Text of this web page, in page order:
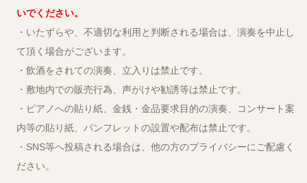
いでください。
・いたずらや、不適切な利用と判断される場合は、演奏を中止し
て頂く場合がございます。
・飲酒をされての演奏、立入りは禁止です。
・敷地内での販売行為、声がけや勧誘等は禁止です。
・ピアノへの貼り紙、金銭・金品要求目的の演奏、コンサート案
内等の貼り紙、パンフレットの設置や配布は禁止です。
・SNS等へ投稿される場合は、他の方のプライバシーにご配慮く
ださい。